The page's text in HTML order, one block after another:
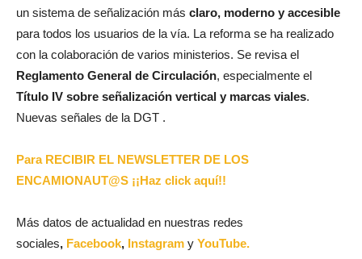
un sistema de señalización más claro, moderno y accesible
para todos los usuarios de la vía. La reforma se ha realizado
con la colaboración de varios ministerios. Se revisa el
Reglamento General de Circulación, especialmente el
Título IV sobre señalización vertical y marcas viales.
Nuevas señales de la DGT .
Para RECIBIR EL NEWSLETTER DE LOS
ENCAMIONAUT@S ¡¡Haz click aquí!!
Más datos de actualidad en nuestras redes
sociales, Facebook, Instagram y YouTube.